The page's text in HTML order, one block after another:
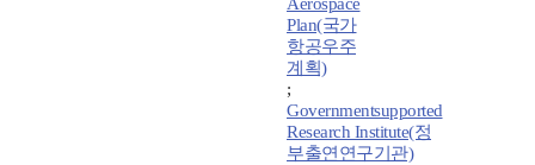
Aerospace
Plan(국가
항공우주
계획)
;
Governmentsupported
Research Institute(정
부출연연구기관)